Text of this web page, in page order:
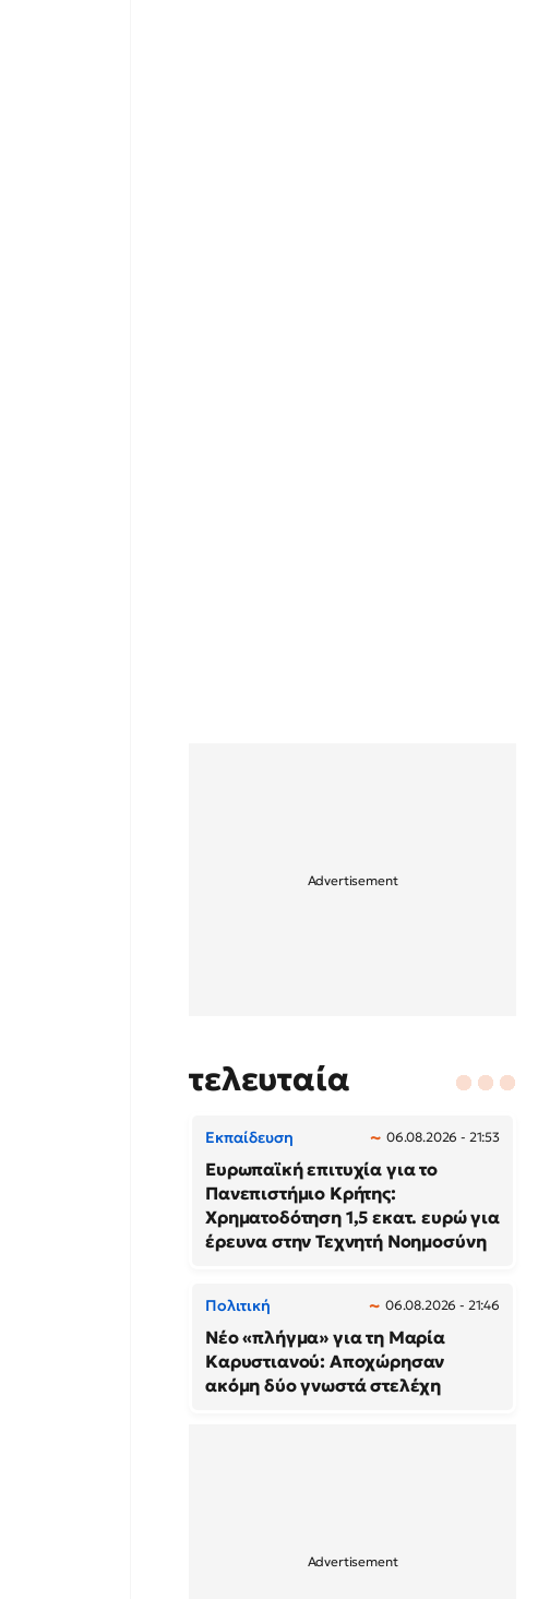
τελευταία
Εκπαίδευση 06.08.2026 - 21:53
Ευρωπαϊκή επιτυχία για το
Πανεπιστήμιο Κρήτης:
Χρηματοδότηση 1,5 εκατ. ευρώ για
έρευνα στην Τεχνητή Νοημοσύνη
Πολιτική 06.08.2026 - 21:46
Νέο «πλήγμα» για τη Μαρία
Καρυστιανού: Αποχώρησαν
ακόμη δύο γνωστά στελέχη